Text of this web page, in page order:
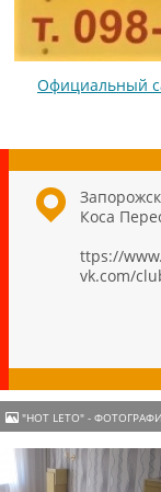
Официальный
Коса
ttps://
vk.com/
"HOT LETO" -